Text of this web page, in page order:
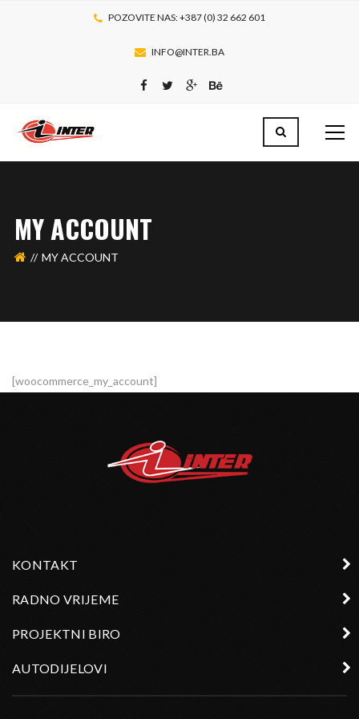
POZOVITE NAS: +387 (0) 32 662 601
INFO@INTER.BA
MY ACCOUNT
MY ACCOUNT
[woocommerce_my_account]
KONTAKT
RADNO VRIJEME
PROJEKTNI BIRO
AUTODIJELOVI